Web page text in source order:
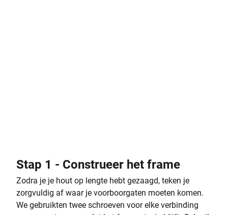
Stap 1 - Construeer het frame
Zodra je je hout op lengte hebt gezaagd, teken je
zorgvuldig af waar je voorboorgaten moeten komen.
We gebruikten twee schroeven voor elke verbinding